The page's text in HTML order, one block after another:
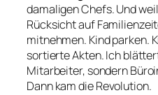
damaligen Chefs. Und
Rücksicht auf
mitnehmen. Kind parken.
sortierte Akten. Ich
Mitarbeiter, sondern
Dann kam die Revolution.